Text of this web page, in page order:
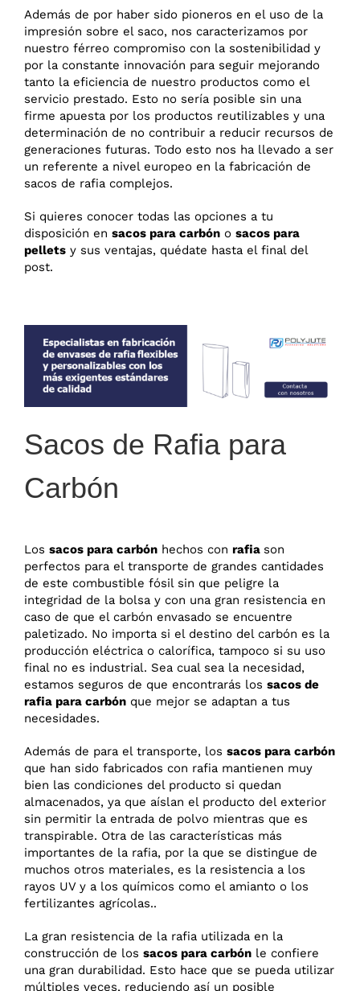
Además de por haber sido pioneros en el uso de la
impresión sobre el saco, nos caracterizamos por
nuestro férreo compromiso con la sostenibilidad y
por la constante innovación para seguir mejorando
tanto la eficiencia de nuestro productos como el
servicio prestado. Esto no sería posible sin una
firme apuesta por los productos reutilizables y una
determinación de no contribuir a reducir recursos de
generaciones futuras. Todo esto nos ha llevado a ser
un referente a nivel europeo en la fabricación de
sacos de rafia complejos.
Si quieres conocer todas las opciones a tu
disposición en sacos para carbón o sacos para
pellets y sus ventajas, quédate hasta el final del
post.
Sacos de Rafia para
Carbón
Los sacos para carbón hechos con rafia son
perfectos para el transporte de grandes cantidades
de este combustible fósil sin que peligre la
integridad de la bolsa y con una gran resistencia en
caso de que el carbón envasado se encuentre
paletizado. No importa si el destino del carbón es la
producción eléctrica o calorífica, tampoco si su uso
final no es industrial. Sea cual sea la necesidad,
estamos seguros de que encontrarás los sacos de
rafia para carbón que mejor se adaptan a tus
necesidades.
Además de para el transporte, los sacos para carbón
que han sido fabricados con rafia mantienen muy
bien las condiciones del producto si quedan
almacenados, ya que aíslan el producto del exterior
sin permitir la entrada de polvo mientras que es
transpirable. Otra de las características más
importantes de la rafia, por la que se distingue de
muchos otros materiales, es la resistencia a los
rayos UV y a los químicos como el amianto o los
fertilizantes agrícolas..
La gran resistencia de la rafia utilizada en la
construcción de los sacos para carbón le confiere
una gran durabilidad. Esto hace que se pueda utilizar
múltiples veces, reduciendo así un posible